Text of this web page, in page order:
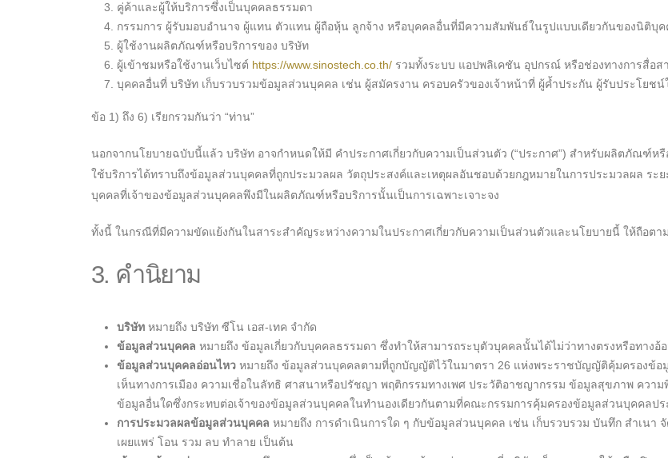
คู่ค้าและผู้ให้บริการซึ่งเป็นบุคคลธรรมดา
กรรมการ ผู้รับมอบอำนาจ ผู้แทน ตัวแทน ผู้ถือหุ้น ลูกจ้าง หรือบุคคลอื่นที่มีความสัมพันธ์ในรูปแบบเดียวกันของนิติบุ
ผู้ใช้งานผลิตภัณฑ์หรือบริการของ บริษัท
ผู้เข้าชมหรือใช้งานเว็บไซต์ https://www.sinostech.co.th/ รวมทั้งระบบ แอปพลิเคชัน อุปกรณ์ หรือช่องทางการสื่อ
บุคคลอื่นที่ บริษัท เก็บรวบรวมข้อมูลส่วนบุคคล เช่น ผู้สมัครงาน ครอบครัวของเจ้าหน้าที่ ผู้ค้ำประกัน ผู้รับประโยช
ข้อ 1) ถึง 6) เรียกรวมกันว่า “ท่าน”
นอกจากนโยบายฉบับนี้แล้ว บริษัท อาจกำหนดให้มี คำประกาศเกี่ยวกับความเป็นส่วนตัว (“ประกาศ”) สำหรับผลิตภัณฑ์ห
ใช้บริการได้ทราบถึงข้อมูลส่วนบุคคลที่ถูกประมวลผล วัตถุประสงค์และเหตุผลอันชอบด้วยกฎหมายในการประมวลผล ระ
บุคคลที่เจ้าของข้อมูลส่วนบุคคลพึงมีในผลิตภัณฑ์หรือบริการนั้นเป็นการเฉพาะเจาะจง
ทั้งนี้ ในกรณีที่มีความขัดแย้งกันในสาระสำคัญระหว่างความในประกาศเกี่ยวกับความเป็นส่วนตัวและนโยบายนี้ ให้ถือต
3. คำนิยาม
บริษัท หมายถึง บริษัท ซีโน เอส-เทค จำกัด
ข้อมูลส่วนบุคคล หมายถึง ข้อมูลเกี่ยวกับบุคคลธรรมดา ซึ่งทำให้สามารถระบุตัวบุคคลนั้นได้ไม่ว่าทางตรงหรือทางอ้
ข้อมูลส่วนบุคคลอ่อนไหว หมายถึง ข้อมูลส่วนบุคคลตามที่ถูกบัญญัติไว้ในมาตรา 26 แห่งพระราชบัญญัติคุ้มครองข้อ
เห็นทางการเมือง ความเชื่อในลัทธิ ศาสนาหรือปรัชญา พฤติกรรมทางเพศ ประวัติอาชญากรรม ข้อมูลสุขภาพ คว
ข้อมูลอื่นใดซึ่งกระทบต่อเจ้าของข้อมูลส่วนบุคคลในทำนองเดียวกันตามที่คณะกรรมการคุ้มครองข้อมูลส่วนบุคคลป
การประมวลผลข้อมูลส่วนบุคคล หมายถึง การดำเนินการใด ๆ กับข้อมูลส่วนบุคคล เช่น เก็บรวบรวม บันทึก สำเนา
เผยแพร่ โอน รวม ลบ ทำลาย เป็นต้น